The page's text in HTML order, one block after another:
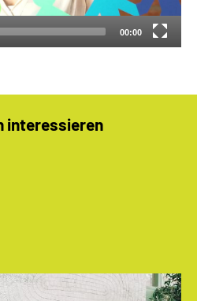
00:00
interessieren